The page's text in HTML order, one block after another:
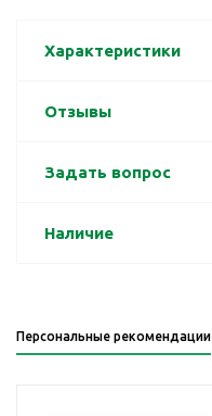
Характеристики
Отзывы
Задать вопрос
Наличие
Персональные рекомендации